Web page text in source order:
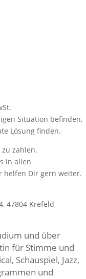
Situation befinden,
Lösung finden.
zahlen.
in allen
helfen Dir gern weiter.
47804 Krefeld
und über
für Stimme und
Schauspiel, Jazz,
und